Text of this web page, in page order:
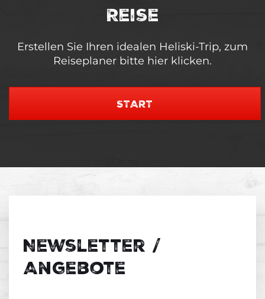
Reise
Erstellen Sie Ihren idealen Heliski-Trip, zum
Reiseplaner bitte hier klicken.
START
Newsletter /
Angebote